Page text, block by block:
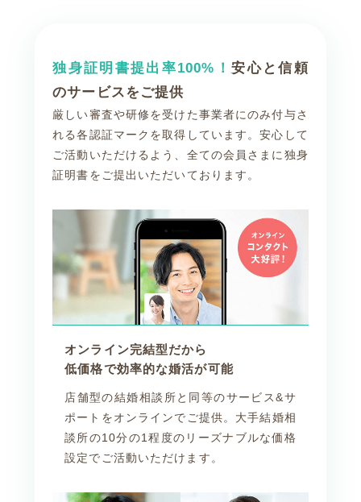
値段が安く始められる婚活サービス
は本気度の高い人が多いですが、そ
限りません。
多少は相手に合わせる努力も必要で
す。
れました。
独身証明書提出率100%！安心と信頼
のサービスをご提供
厳しい審査や研修を受けた事業者にのみ付与さ
れる各認証マークを取得しています。安心して
ご活動いただけるよう、全ての会員さまに独身
証明書をご提出いただいております。
オンライン完結型だから
低価格で効率的な婚活が可能
店舗型の結婚相談所と同等のサービス&サ
ポートをオンラインでご提供。大手結婚相
談所の10分の1程度のリーズナブルな価格
設定でご活動いただけます。